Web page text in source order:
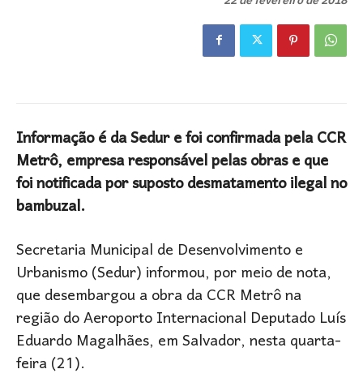
Informação é da Sedur e foi confirmada pela CCR
Metrô, empresa responsável pelas obras e que
foi notificada por suposto desmatamento ilegal no
bambuzal.
Secretaria Municipal de Desenvolvimento e
Urbanismo (Sedur) informou, por meio de nota,
que desembargou a obra da CCR Metrô na
região do Aeroporto Internacional Deputado Luís
Eduardo Magalhães, em Salvador, nesta quarta-
feira (21).